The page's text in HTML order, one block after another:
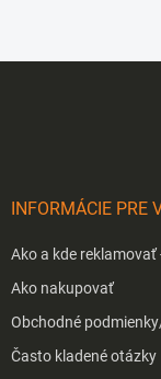
INFORMÁCIE PRE
Ako a kde
Ako nakupovať
Obchodné
Často kladené otázky